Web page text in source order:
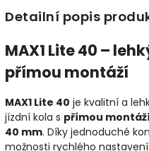
Detailní popis
MAX1 Lite 40 –
přímou montáží
MAX1 Lite 40 je kvalitní a
jízdní kola s přímou
40 mm. Díky jednoduché
možnosti rychlého